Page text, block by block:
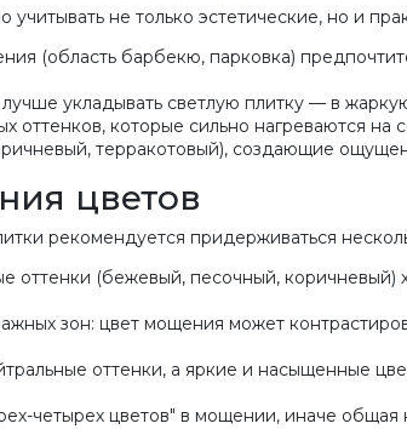
не только эстетические, но и
(область барбекю, парковка)
укладывать светлую плитку — в
оттенков, которые сильно нагреваются
терракотовый), создающие
цветов
рекомендуется придерживаться
оттенки (бежевый, песочный,
зон: цвет мощения может
оттенки, а яркие и насыщенные
четырех цветов" в мощении, иначе